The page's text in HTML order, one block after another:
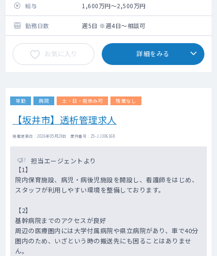
主にうつ病・不眠症・発達障害の
対応を行っています。
給与 1,600万円～2,500万円
勤務日数 週5日 ※週4日～相談可
お気に入り 詳細をみる
常勤 病院 土・日・祝休み可 残業なし
【坂井市】透析管理求人
掲載更新日 : 2026年05月28日 案件番号 : 25-JJ306168
担当エージェントより
【1】
院内保育施設、病児・病後児施設を開設し、看護師をはじめ、
スタッフが利用しやすい環境を整備しております。
【2】
基幹病院までのアクセスが良好
周辺の医療圏内には大学付属病院や県立病院があり、車で40分
圏内のため、いざという時の搬送先にも困ることはありませ
ん。